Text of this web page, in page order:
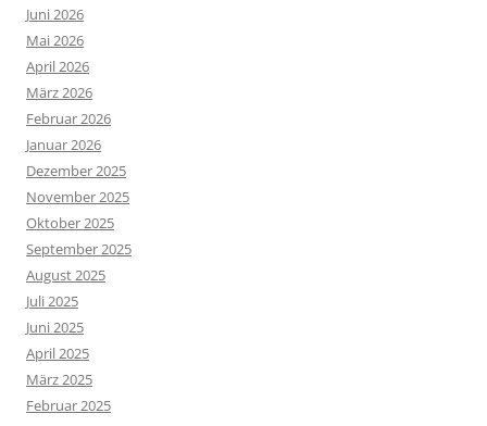
Juni 2026
Mai 2026
April 2026
März 2026
Februar 2026
Januar 2026
Dezember 2025
November 2025
Oktober 2025
September 2025
August 2025
Juli 2025
Juni 2025
April 2025
März 2025
Februar 2025